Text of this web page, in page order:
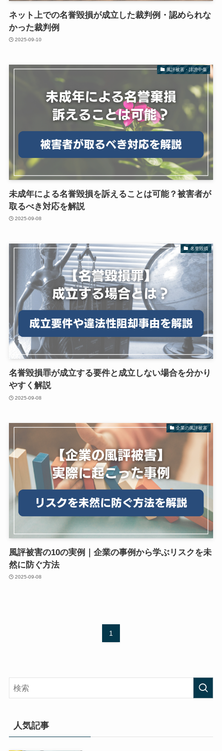
ネット上での名誉毀損が成立した裁判例・認められな
かった裁判例
2025-09-10
風評被害・誹謗中傷
未成年による名誉毀損を訴えることは可能？被害者が
取るべき対応を解説
2025-09-08
名誉毀損
名誉毀損罪が成立する要件と成立しない場合を分かり
やすく解説
2025-09-08
企業の風評被害
風評被害の10の実例｜企業の事例から学ぶリスクを未
然に防ぐ方法
2025-09-08
1
人気記事